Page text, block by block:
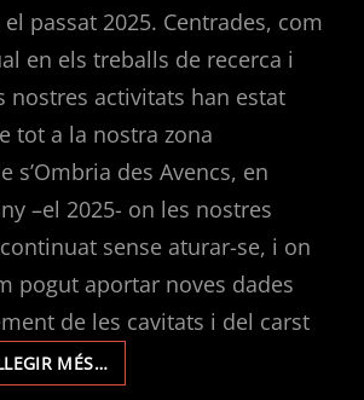
passat 2025. Centrades, com
en els treballs de recerca i
nostres activitats han estat
tot a la nostra zona
s’Ombria des Avencs, en
–el 2025- on les nostres
sense aturar-se, i on
pogut aportar noves dades
de les cavitats i del carst
MÉS…MEMÒRIES
D’ACTIVITATS